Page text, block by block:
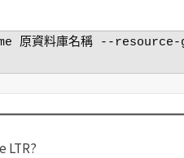
原資料庫名稱 --resource-
LTR?